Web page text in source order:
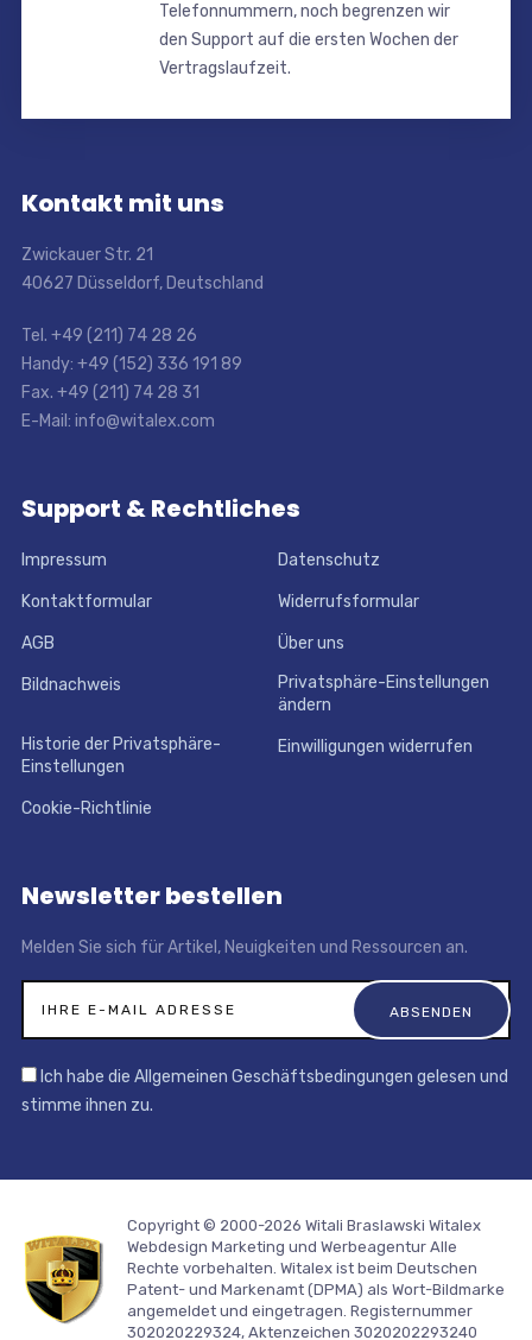
Telefonnummern, noch begrenzen wir
den Support auf die ersten Wochen der
Vertragslaufzeit.
Kontakt mit uns
Zwickauer Str. 21
40627 Düsseldorf, Deutschland
Tel. +49 (211) 74 28 26
Handy: +49 (152) 336 191 89
Fax. +49 (211) 74 28 31
E-Mail: info@witalex.com
Support & Rechtliches
Impressum Datenschutz
Kontaktformular Widerrufsformular
AGB Über uns
Bildnachweis
Privatsphäre-Einstellungen
ändern
Historie der Privatsphäre-
Einstellungen
Einwilligungen widerrufen
Cookie-Richtlinie
Newsletter bestellen
Melden Sie sich für Artikel, Neuigkeiten und Ressourcen an.
Ich habe die Allgemeinen Geschäftsbedingungen gelesen und
stimme ihnen zu.
Copyright © 2000-2026 Witali Braslawski Witalex
Webdesign Marketing und WerbeagenturAlle
Rechte vorbehalten. Witalex ist beim Deutschen
Patent- und Markenamt (DPMA) als Wort-Bildmarke
angemeldet und eingetragen. Registernummer
302020229324, Aktenzeichen 3020202293240